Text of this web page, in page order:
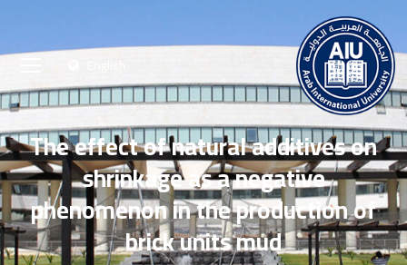
The effect of natural additives on
shrinkage as a negative
phenomenon in the production of
brick units mud